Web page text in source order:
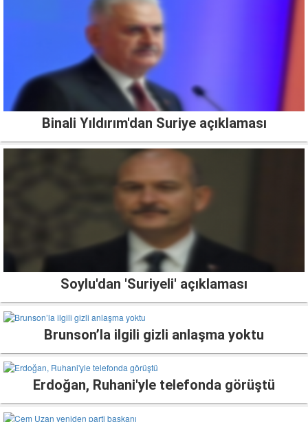
Binali Yıldırım'dan Suriye açıklaması
Soylu'dan 'Suriyeli' açıklaması
Brunson’la ilgili gizli anlaşma yoktu
Erdoğan, Ruhani'yle telefonda görüştü